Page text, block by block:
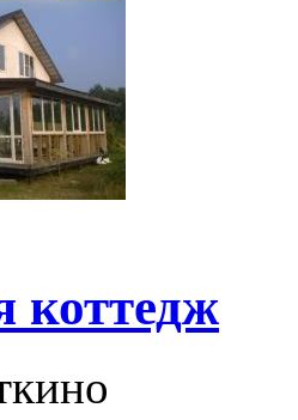
коттедж